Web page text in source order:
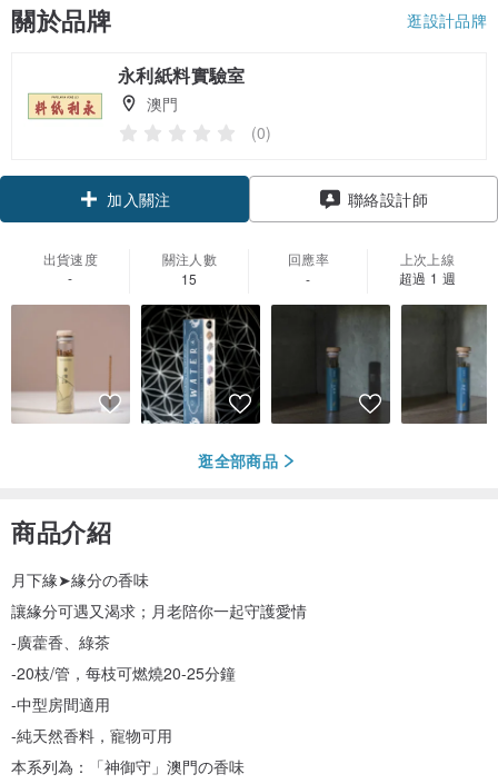
關於品牌 逛設計品牌
永利紙料實驗室
澳門
(0)
加入關注 聯絡設計師
出貨速度
-
關注人數
15
回應率
-
上次上線
超過 1 週
逛全部商品
商品介紹
月下緣➤緣分の香味
讓緣分可遇又渴求；月老陪你一起守護愛情
-廣藿香、綠茶
-20枝/管，每枝可燃燒20-25分鐘
-中型房間適用
-純天然香料，寵物可用
本系列為：「神御守」澳門の香味